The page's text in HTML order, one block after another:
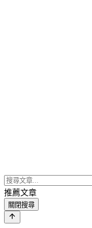
推薦文章
關閉搜尋